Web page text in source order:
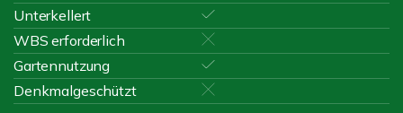
Unterkellert
WBS erforderlich
Gartennutzung
Denkmalgeschützt